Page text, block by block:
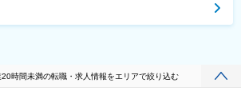
時間未満の転職・求人情報をエリアで絞り込む